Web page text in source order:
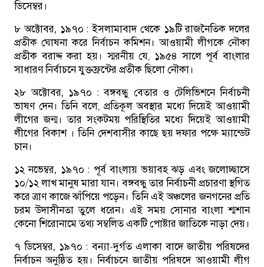
ডিসেম্বর।
৮ অক্টোবর, ১৯৭০ : ইসলামাবাদ থেকে ১৯টি রাজনৈতিক দলের
প্রতীক ঘোষনা করে নির্বাচন কমিশন। আওয়ামী লীগকে নৌকা
প্রতীক বরাদ্দ করা হয়। স্মরনীয় যে, ১৯৫৪ সালে পূর্ব বাংলার
সাধারণ নির্বাচনে যুক্তফ্রন্টের প্রতীক ছিলো নৌকা।
২৮ অক্টোবর, ১৯৭০ : বঙ্গবন্ধু বেতার ও টেলিভিশনে নির্বাচনী
ভাষণ দেন। তিনি বলে, প্রতিকূল অবস্থার মধ্যে দিয়েই আওয়ামী
লীগের জন্ম। তার সংকটময় পরিস্থিতির মধ্যে দিয়েই আওয়ামী
লীগের বিকাশ । তিনি দেশবাসীর কাছে ছয় দফার পক্ষে ম্যান্ডেট
চান।
১২ নভেম্বর, ১৯৭০ : পূর্ব বাংলায় ভয়াবহ ঝড় এবং জলোচ্ছাসে
১০/১২ লাখ মানুষ মারা যান। বঙ্গবন্ধু তার নির্বাচনী প্রচারণা স্থগিত
করে ত্রাণ কাজে ঝাঁপিয়ে পড়েন। তিনি এই অঞ্চলের জনগনের প্রতি
চরম উদাসীনতা তুলে ধরেন। এই সময় সোনার বাংলা শ্মশান
কেনো শিরোনামে তথ্য সম্বলিত একটি পোষ্টার জাতিকে নাড়া দেয়।
৭ ডিসেম্বর, ১৯৭০ : বন্যা-দুর্গত এলাকা বাদে জাতীয় পরিষদের
নির্বাচন অনুষ্ঠিত হয়। নির্বাচনে জাতীয় পরিষদে আওয়ামী লীগ